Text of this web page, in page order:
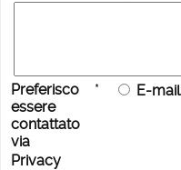
Preferisco
essere
contattato
via
* E-mail
Privacy